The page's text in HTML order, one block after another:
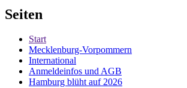
Seiten
Start
Mecklenburg-Vorpommern
International
Anmeldeinfos und AGB
Hamburg blüht auf 2026